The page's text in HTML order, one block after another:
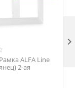
ALFA Line
2-ая
